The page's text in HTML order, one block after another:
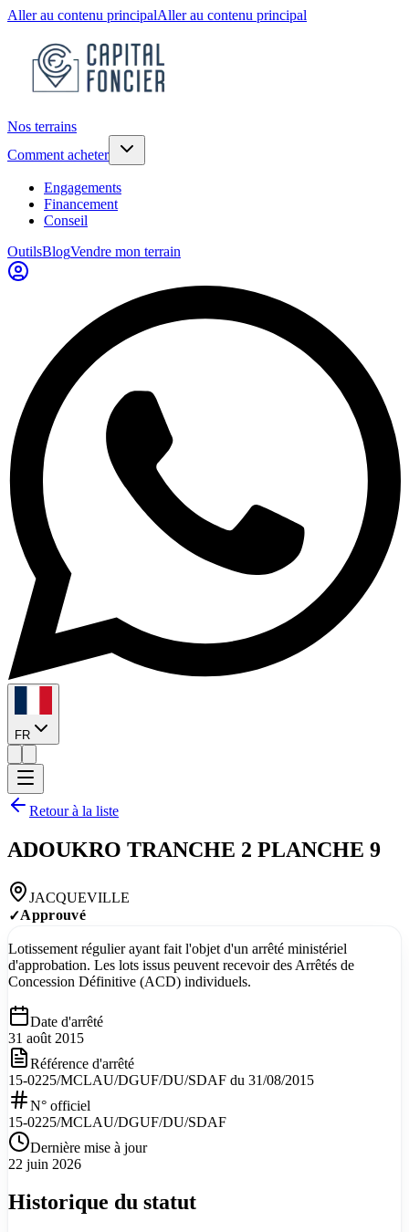
Aller au contenu principalAller au contenu principal
Nos terrains
Comment acheter
Engagements
Financement
Conseil
OutilsBlogVendre mon terrain
FR
Retour à la liste
ADOUKRO TRANCHE 2 PLANCHE 9
JACQUEVILLE
✓Approuvé
Lotissement régulier ayant fait l'objet d'un arrêté ministériel
d'approbation. Les lots issus peuvent recevoir des Arrêtés de
Concession Définitive (ACD) individuels.
Date d'arrêté
31 août 2015
Référence d'arrêté
15-0225/MCLAU/DGUF/DU/SDAF du 31/08/2015
N° officiel
15-0225/MCLAU/DGUF/DU/SDAF
Dernière mise à jour
22 juin 2026
Historique du statut